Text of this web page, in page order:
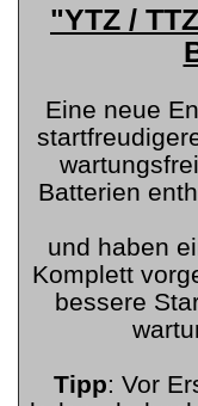
"YTZ /
Eine neue
Batterien
und haben
Komplett
bessere
Tipp: Vor